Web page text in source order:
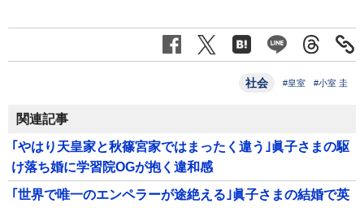
社会 #皇室 #小室 圭
関連記事
｢やはり天皇家と秋篠宮家ではまったく違う｣眞子さまの駆
け落ち婚に学習院OGが抱く違和感
｢世界で唯一のエンペラーが途絶える｣眞子さまの結婚で英